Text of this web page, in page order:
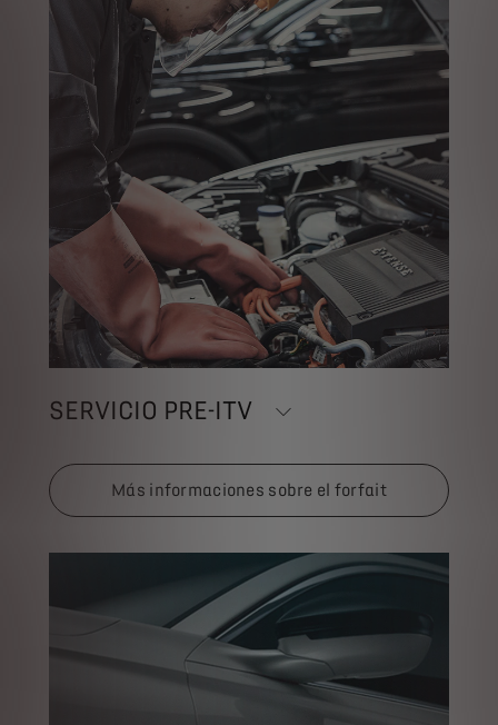
SERVICIO PRE-ITV
Más informaciones sobre el forfait